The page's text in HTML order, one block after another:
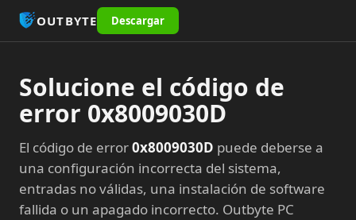
OUTBYTE Descargar
Solucione el código de
error 0x8009030D
El código de error0x8009030D puede deberse a
una configuración incorrecta del sistema,
entradas no válidas, una instalación de software
fallida o un apagado incorrecto. Outbyte PC